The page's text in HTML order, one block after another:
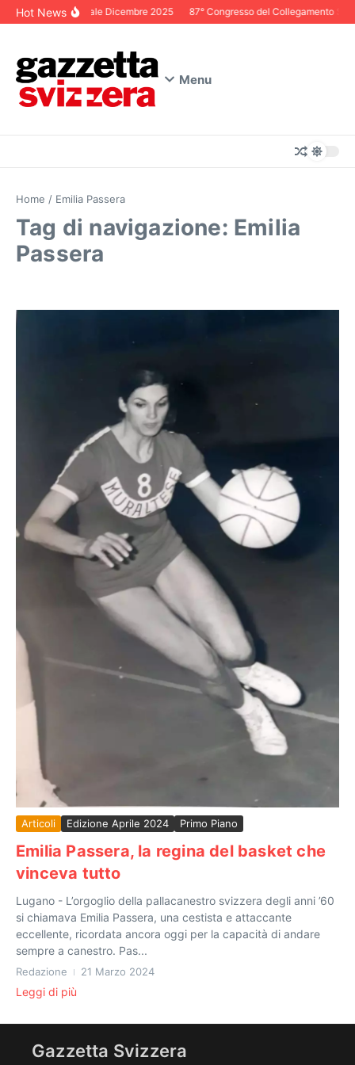
Salta al contenuto
Hot NewsEditoriale Dicembre 2025 87° Congresso del Collegamento
Menu
Home / Emilia Passera
Tag di navigazione: Emilia
Passera
Articoli Edizione Aprile 2024 Primo Piano
Emilia Passera, la regina del basket che
vinceva tutto
Lugano - L’orgoglio della pallacanestro svizzera degli anni ’60
si chiamava Emilia Passera, una cestista e attaccante
eccellente, ricordata ancora oggi per la capacità di andare
sempre a canestro. Pas...
Redazione 21 Marzo 2024
Leggi di più
Gazzetta Svizzera